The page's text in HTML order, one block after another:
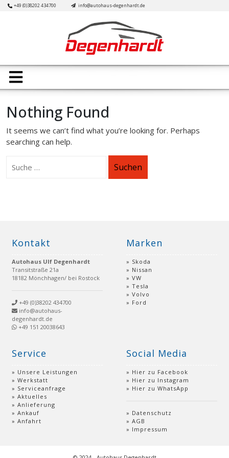
Skip+49 (0)38202 434700 info@autohaus-degenhardt.de
Open
Nothing Found
It seems we can’t find what you’re looking for. Perhaps
searching can help.
Suchen
Kontakt
Autohaus Ulf Degenhardt
Transitstraße 21a
18182 Mönchhagen/ bei Rostock
+49 (0)38202 434700
info@autohaus-
degenhardt.de
+49 151 20038643
Marken
Skoda
Nissan
VW
Tesla
Volvo
Ford
Service
Unsere Leistungen
Werkstatt
Serviceanfrage
Aktuelles
Anlieferung
Ankauf
Anfahrt
Social Media
Hier zu Facebook
Hier zu Instagram
Hier zu WhatsApp
Datenschutz
AGB
Impressum